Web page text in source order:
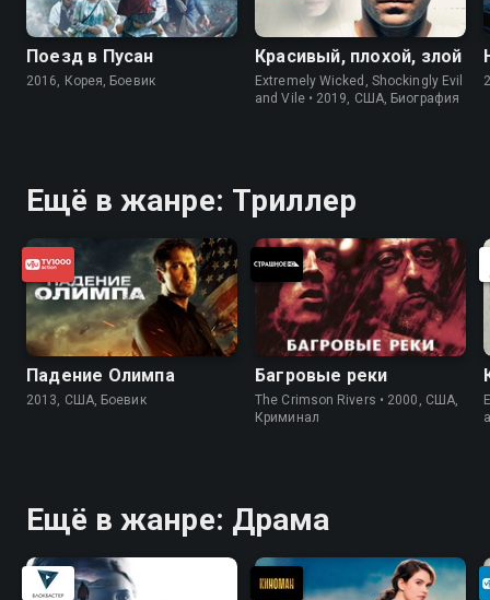
Поезд в Пусан
2016, Корея, Боевик
Красивый, плохой, злой
Extremely Wicked, Shockingly Evil
and Vile • 2019, США, Биография
Ещё в жанре: Триллер
Падение Олимпа
2013, США, Боевик
Багровые реки
The Crimson Rivers • 2000, США,
Криминал
Ещё в жанре: Драма